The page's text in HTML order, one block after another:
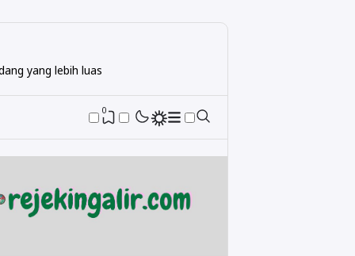
yang lebih luas
0